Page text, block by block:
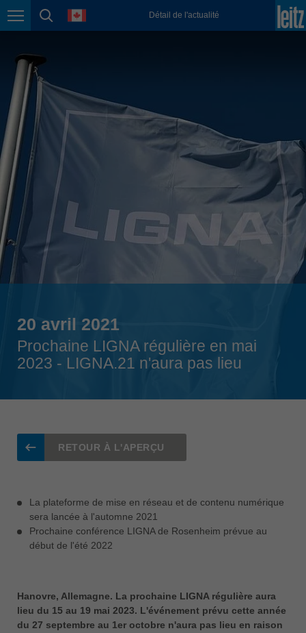
Page navigation
page search
language Détail de l'actualité
México
Österreich
português
România
Singapore
Slovenija
Suomi
Taiwan
türkçe
USA
english
中国
20 avril 2021
Prochaine LIGNA régulière en mai
2023 - LIGNA.21 n'aura pas lieu
RETOUR À L'APERÇU
La plateforme de mise en réseau et de contenu numérique
sera lancée à l'automne 2021
Prochaine conférence LIGNA de Rosenheim prévue au
début de l'été 2022
Hanovre, Allemagne. La prochaine LIGNA régulière aura
lieu du 15 au 19 mai 2023. L'événement prévu cette année
du 27 septembre au 1er octobre n'aura pas lieu en raison